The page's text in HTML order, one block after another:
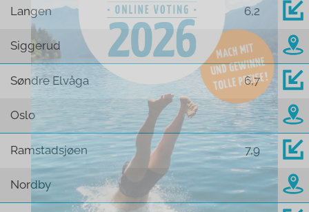
Langen 6,2
Siggerud
Søndre Elvåga 6,7
Oslo
Ramstadsjøen 7,9
Nordby